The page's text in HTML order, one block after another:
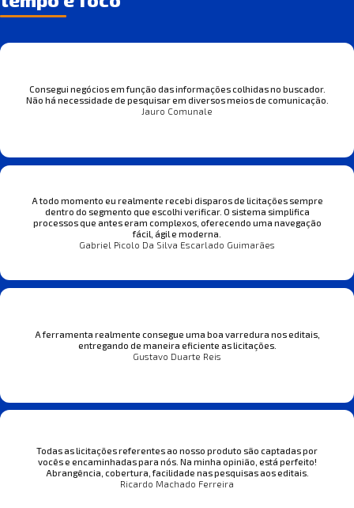
Consegui negócios em função das informações colhidas no buscador.
Não há necessidade de pesquisar em diversos meios de comunicação.
Jauro Comunale
A todo momento eu realmente recebi disparos de licitações sempre
dentro do segmento que escolhi verificar. O sistema simplifica
processos que antes eram complexos, oferecendo uma navegação
fácil, ágil e moderna.
Gabriel Picolo Da Silva Escarlado Guimarães
A ferramenta realmente consegue uma boa varredura nos editais,
entregando de maneira eficiente as licitações.
Gustavo Duarte Reis
Todas as licitações referentes ao nosso produto são captadas por
vocês e encaminhadas para nós. Na minha opinião, está perfeito!
Abrangência, cobertura, facilidade nas pesquisas aos editais.
Ricardo Machado Ferreira